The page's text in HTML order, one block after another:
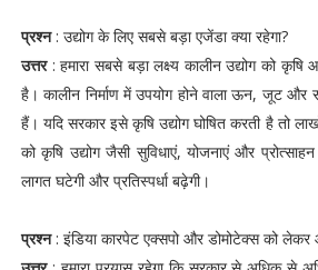
प्रश्न: उद्योग के लिए सबसे बड़ा एजेंडा क्या रहेगा?
उत्तर: हमारा सबसे बड़ा लक्ष्य कालीन उद्योग को कृषि
है। कालीन निर्माण में उपयोग होने वाला ऊन, जूट और
हैं। यदि सरकार इसे कृषि उद्योग घोषित करती है तो
को कृषि उद्योग जैसी सुविधाएं, योजनाएं और
लागत घटेगी और प्रतिस्पर्धा बढ़ेगी।
प्रश्न: इंडिया कारपेट एक्सपो और डोमोटेक्स को लेकर